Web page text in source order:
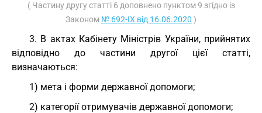
( Частину другу статті 6 доповнено пунктом 9 згідно із
Законом № 692-IX від 16.06.2020 )
3. В актах Кабінету Міністрів України, прийнятих
відповідно до частини другої цієї статті,
визначаються:
1) мета і форми державної допомоги;
2) категорії отримувачів державної допомоги;